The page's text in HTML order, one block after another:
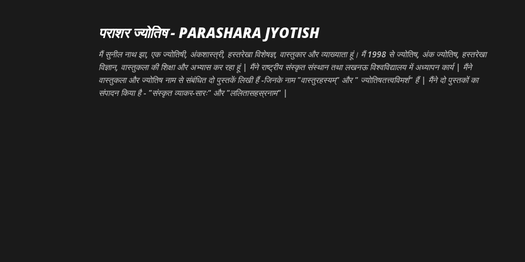
पराशर ज्योतिष - PARASHARA JYOTISH
मैं सुनील नाथ झा, एक ज्योतिषी, अंकशास्त्री, हस्तरेखा विशेषज्ञ, वास्तुकार और व्याख्याता हूं। मैं 1998 से ज्योतिष, अंक ज्योतिष, हस्तरेखा
विज्ञान, वास्तुकला की शिक्षा और अभ्यास कर रहा हूं | मैंने राष्ट्रीय संस्कृत संस्थान तथा लखनऊ विश्वविद्यालय में अध्यापन कार्य | मैंने
वास्तुकला और ज्योतिष नाम से संबंधित दो पुस्तकें लिखी हैं -जिनके नाम "वास्तुरहस्यम्" और " ज्योतिषतत्त्वविमर्श" हैं | मैंने दो पुस्तकों का
संपादन किया है - "संस्कृत व्याकर-सारः" और "ललितासहस्रनाम" |